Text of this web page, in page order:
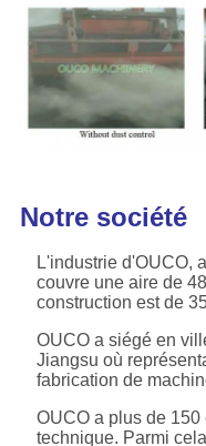
Notre société
L'industrie d'OUCO,
couvre une aire de
construction est de
OUCO a siégé en
Jiangsu où
fabrication de
OUCO a plus de 150
technique. Parmi